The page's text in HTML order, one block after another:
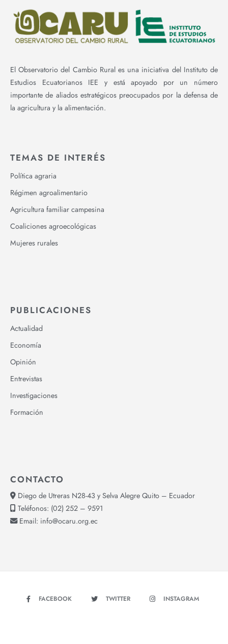
El Observatorio del Cambio Rural es una iniciativa del Instituto de
Estudios Ecuatorianos IEE y está apoyado por un número
importante de aliados estratégicos preocupados por la defensa de
la agricultura y la alimentación.
TEMAS DE INTERÉS
Política agraria
Régimen agroalimentario
Agricultura familiar campesina
Coaliciones agroecológicas
Mujeres rurales
PUBLICACIONES
Actualidad
Economía
Opinión
Entrevistas
Investigaciones
Formación
CONTACTO
Diego de Utreras N28-43 y Selva Alegre Quito – Ecuador
Teléfonos: (02) 252 – 9591
Email: info@ocaru.org.ec
FACEBOOK TWITTER INSTAGRAM